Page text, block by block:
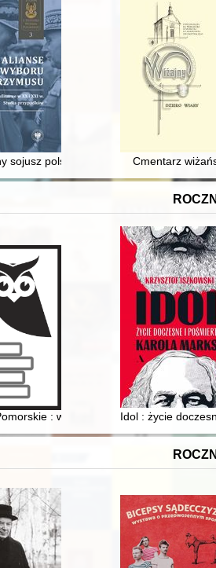
myślenia
sojusz polsko-sowiecki z 1941 r. :
Cmentarz
UMK : 1984-2024
: wspólnie do przyszłości : z
Idol : życie